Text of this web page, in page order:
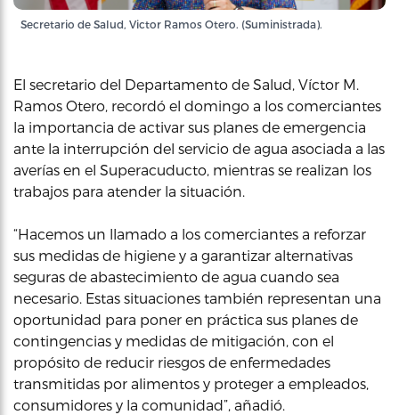
Secretario de Salud, Victor Ramos Otero. (Suministrada).
El secretario del Departamento de Salud, Víctor M.
Ramos Otero, recordó el domingo a los comerciantes
la importancia de activar sus planes de emergencia
ante la interrupción del servicio de agua asociada a las
averías en el Superacuducto, mientras se realizan los
trabajos para atender la situación.
“Hacemos un llamado a los comerciantes a reforzar
sus medidas de higiene y a garantizar alternativas
seguras de abastecimiento de agua cuando sea
necesario. Estas situaciones también representan una
oportunidad para poner en práctica sus planes de
contingencias y medidas de mitigación, con el
propósito de reducir riesgos de enfermedades
transmitidas por alimentos y proteger a empleados,
consumidores y la comunidad”, añadió.